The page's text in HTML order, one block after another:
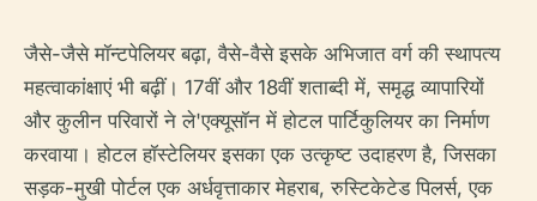
जैसे-जैसे मॉन्टपेलियर बढ़ा, वैसे-वैसे इसके अभिजात वर्ग की स्थापत्य
महत्वाकांक्षाएं भी बढ़ीं। 17वीं और 18वीं शताब्दी में, समृद्ध व्यापारियों
और कुलीन परिवारों ने ले'एक्यूसॉन में होटल पार्टिकुलियर का निर्माण
करवाया। होटल हॉस्टेलियर इसका एक उत्कृष्ट उदाहरण है, जिसका
सड़क-मुखी पोर्टल एक अर्धवृत्ताकार मेहराब, रुस्टिकेटेड पिलर्स, एक